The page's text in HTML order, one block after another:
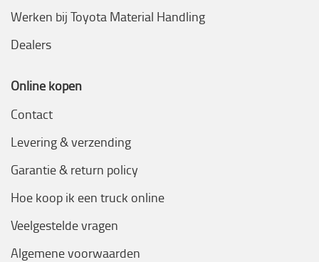
Werken bij Toyota Material Handling
Dealers
Online kopen
Contact
Levering & verzending
Garantie & return policy
Hoe koop ik een truck online
Veelgestelde vragen
Algemene voorwaarden